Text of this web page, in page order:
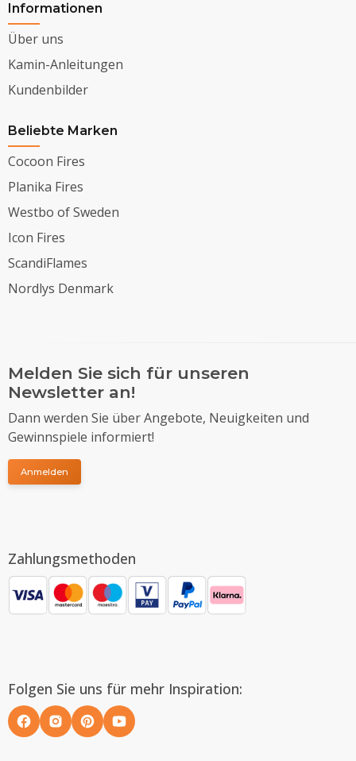
Informationen
Über uns
Kamin-Anleitungen
Kundenbilder
Beliebte Marken
Cocoon Fires
Planika Fires
Westbo of Sweden
Icon Fires
ScandiFlames
Nordlys Denmark
Melden Sie sich für unseren
Newsletter an!
Dann werden Sie über Angebote, Neuigkeiten und
Gewinnspiele informiert!
Anmelden
Zahlungsmethoden
Folgen Sie uns für mehr Inspiration: